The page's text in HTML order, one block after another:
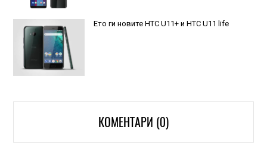
Ето ги новите HTC U11+ и HTC U11 life
КОМЕНТАРИ (0)